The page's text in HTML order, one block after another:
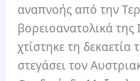
αναπνοής από την
βορειοανατολικά της
χτίστηκε τη δεκαετία
στεγάσει τον